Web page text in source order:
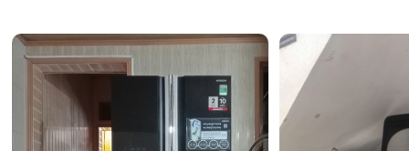
Để cung cấp chất lượng hình ảnh xứng tầm phân khúc
tích hợp hàng loạt công nghệ lõi vào dòng P8K năm nay.
Công nghệ QLED và bộ xử lý AiPQ Pro thông